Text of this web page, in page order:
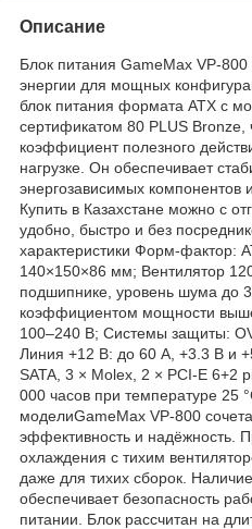
Описание
Блок питания GameMax
энергии для мощных
блок питания формата ATX с
сертификатом 80 PLUS Bronze,
коэффициент полезного
нагрузке. Он обеспечивает
энергозависимых компонентов
Купить в Казахстане можно с
удобно, быстро и без
характеристики Форм‑фактор:
140×150×86 мм; Вентилятор
подшипнике, уровень шума до
коэффициентом мощности
100–240 В; Системы защиты:
Линия +12 В: до 60 A, +3.3 В и
SATA, 3 × Molex, 2 × PCI-E 6+2
000 часов при температуре 25
моделиGameMax VP‑800
эффективность и надёжность.
охлаждения с тихим
даже для тихих сборок.
обеспечивает безопасность
питании. Блок рассчитан на